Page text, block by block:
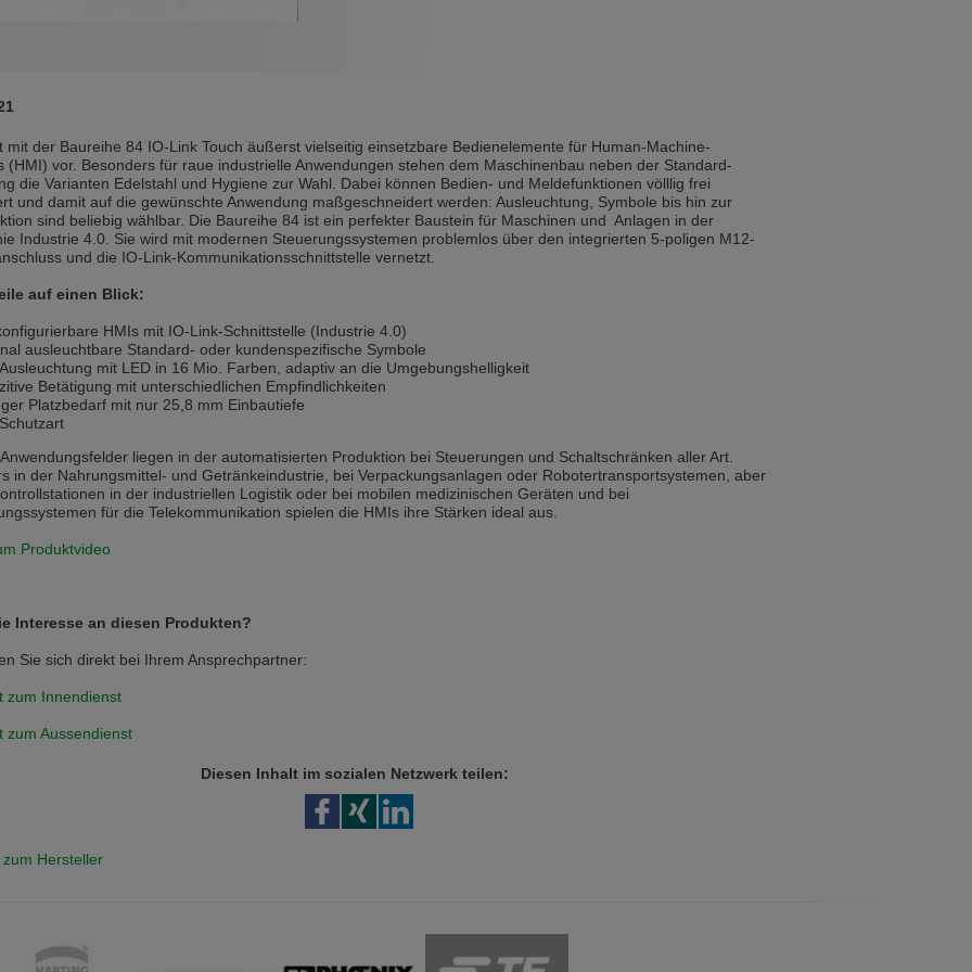
Sprache als die derzeit angezeigte bevorzugt. Diese Webseite ist auch auf Deutsch verfügbar. Möchten
jaký je momentálně používán. Tato stránka je k dispozici i v češtině. Chcete přepnout na českou verzi?
verzi
je právě používaný jazyk. Tato stránka je také k dispozici v němčině. Přejete si přejít na německou verzi?
v této verzi
Sprache als die derzeit angezeigte bevorzugt. Diese Webseite ist auch auf Deutsch verfügbar. Möchten
je právě používaný jazyk. Tato stránka je k dispozici také v angličtině. Přejete si přepnout na anglickou verzi?
v této verzi
another language than the selected one. This website is also available in English. Would you like to switch to
mit der Baureihe 84 IO-Link Touch äußerst vielseitig einsetz­bare Bedienelemente für Human-Machine-
(HMI) vor. Besonders für raue industrielle Anwendungen stehen dem Maschinenbau neben der Standard-
die Varianten Edelstahl und Hygiene zur Wahl. Dabei können Bedien- und Meldefunktionen völllig frei
und damit auf die gewünschte Anwendung maß­ge­schneidert werden: Ausleuch­tung, Symbole bis hin zur
sind beliebig wählbar. Die Baureihe 84 ist ein perfekter Baustein für Maschinen und Anlagen in der
Industrie 4.0. Sie wird mit modernen Steuerungssystemen problemlos über den integrierten 5-poligen M12-
und die IO-Link-Kommunikationsschnitt­stelle vernetzt.
auf einen Blick:
HMIs mit IO-Link-Schnittstelle (Industrie 4.0)
ausleuchtbare Standard- oder kundenspezi­fische Symbole
mit LED in 16 Mio. Farben, adaptiv an die Umgebungshelligkeit
Betätigung mit unterschiedlichen Empfindlichkeiten
Platzbedarf mit nur 25,8 mm Einbautiefe
liegen in der automatisierten Produktion bei Steuerungen und Schaltschränken aller Art.
in der Nahrungsmittel- und Getränkeindustrie, bei Verpackungsanlagen oder Robotertransportsystemen, aber
in der industriellen Logistik oder bei mobilen medizinischen Geräten und bei
für die Telekommunikation spielen die HMIs ihre Stärken ideal aus.
Produktvideo
Interesse an diesen Produkten?
Sie sich direkt bei Ihrem Ansprechpartner:
zum Innendienst
zum Aussendienst
Diesen Inhalt im sozialen Netzwerk teilen:
Hersteller